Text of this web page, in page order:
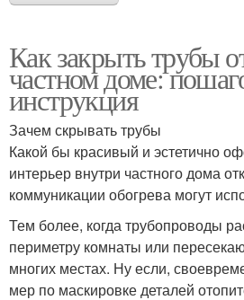
Как закрыть трубы
частном доме:
инструкция
Зачем скрывать трубы
Какой бы красивый и эстетично
интерьер внутри частного дома
коммуникации обогрева могут
Тем более, когда трубопроводы
периметру комнаты или
многих местах. Ну если,
мер по маскировке деталей